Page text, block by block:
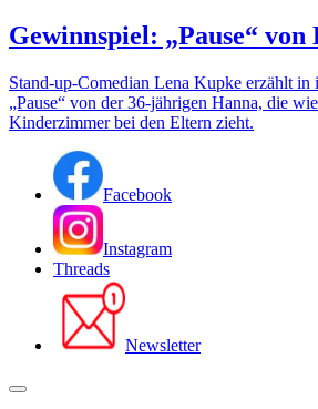
Gewinnspiel: „Pause“
Stand-up-Comedian Lena Kupke erzählt in
„Pause“ von der 36-jährigen Hanna, die
Kinderzimmer bei den Eltern zieht.
Facebook
Instagram
Threads
Newsletter